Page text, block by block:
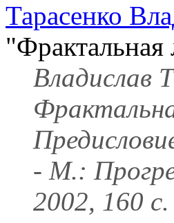
Тарасенко
Владислав
- М.:
2002, 160